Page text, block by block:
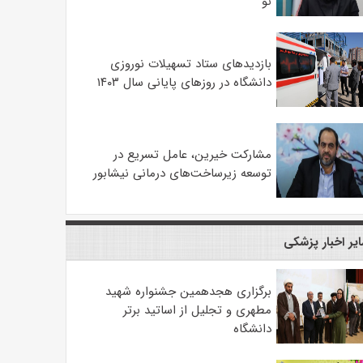
بازدیدهای ستاد تسهیلات نوروزی
دانشگاه در روزهای پایانی سال ۱۴۰۳
مشارکت خیرین، عامل تسریع در
توسعه زیرساخت‌های درمانی نیشابور
اخبار پزشکی
برگزاری هجدهمین جشنواره شهید
مطهری و تجلیل از اساتید برتر
دانشگاه